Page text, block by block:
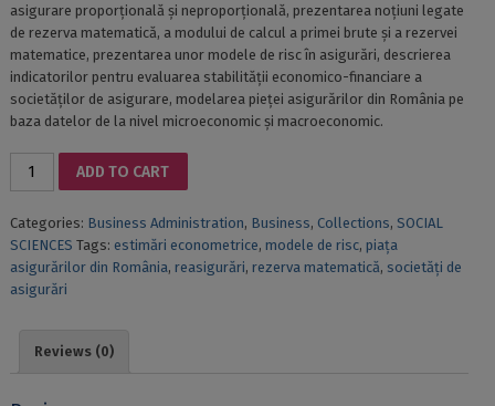
asigurare proporțională și neproporțională, prezentarea noțiuni legate
de rezerva matematică, a modului de calcul a primei brute și a rezervei
matematice, prezentarea unor modele de risc în asigurări, descrierea
indicatorilor pentru evaluarea stabilității economico-financiare a
societăților de asigurare, modelarea pieței asigurărilor din România pe
baza datelor de la nivel microeconomic și macroeconomic.
ASIGURĂRI
quantity
ADD TO CART
Categories: Business Administration, Business, Collections, SOCIAL
SCIENCES Tags: estimări econometrice, modele de risc, piața
asigurărilor din România, reasigurări, rezerva matematică, societăți de
asigurări
Reviews (0)